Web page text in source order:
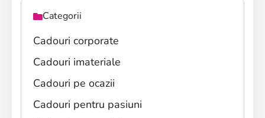
Categorii
Cadouri corporate
Cadouri imateriale
Cadouri pe ocazii
Cadouri pentru pasiuni